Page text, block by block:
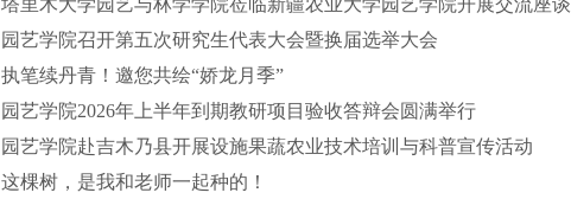
塔里木大学园艺与林学学院莅临新疆农业大学园艺学院开展交流座谈
园艺学院召开第五次研究生代表大会暨换届选举大会
执笔续丹青！邀您共绘“娇龙月季”
园艺学院2026年上半年到期教研项目验收答辩会圆满举行
园艺学院赴吉木乃县开展设施果蔬农业技术培训与科普宣传活动
这棵树，是我和老师一起种的！